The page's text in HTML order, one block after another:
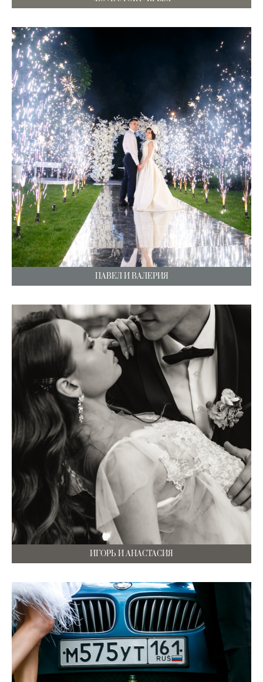
ПАВЕЛ И ВАЛЕРИЯ
ИГОРЬ И АНАСТАСИЯ